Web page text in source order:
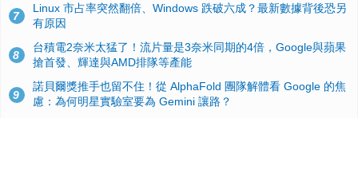
7
Linux 市占率突然翻倍、Windows 跌破六成？最新數據背後恐另
有原因
8
台積電2奈米太猛了！流片量是3奈米同期的4倍，Google與蘋果
搶首發、輝達與AMD排隊等產能
9
諾貝爾獎推手也留不住！從 AlphaFold 團隊解體看 Google 的焦
慮：為何明星實驗室要為 Gemini 讓路？